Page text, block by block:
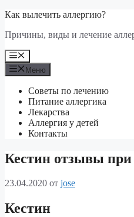
Перейти
содержимому
Как вылечить аллергию?
Причины, виды и лечение
Меню
Меню
Советы по лечению
Питание аллергика
Лекарства
Аллергия у детей
Контакты
Кестин отзывы при
23.04.2020 от jose
Кестин